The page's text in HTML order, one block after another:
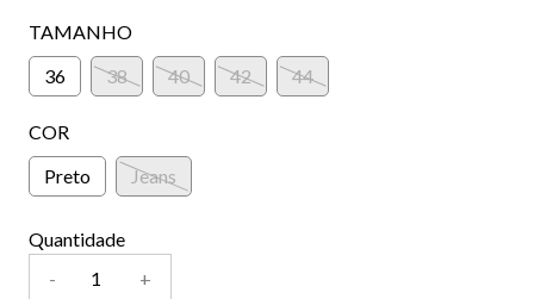
TAMANHO
36
38 40 42 44
COR
Preto
Jeans
Quantidade
-
+